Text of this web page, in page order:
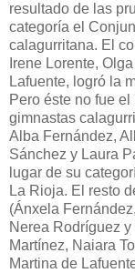
resultado de las
categoría el
calagurritana. El
Irene Lorente,
Lafuente, logró la
Pero éste no fue
gimnastas
Alba Fernández,
Sánchez y Laura
lugar de su
La Rioja. El resto
(Ánxela
Nerea Rodríguez
Martínez, Naiara
Martina de